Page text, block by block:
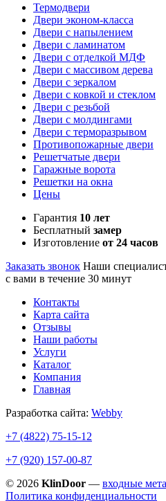
Термодвери
Двери эконом-класса
Двери с напылением
Двери с ламинатом
Двери с отделкой МДФ
Двери с массивом дерева
Двери с зеркалом
Двери с ковкой и стеклом
Двери с резьбой
Двери с молдингами
Двери с терморазрывом
Противопожарные двери
Решетчатые двери
Гаражные ворота
Решетки на окна
Цены
Гарантия 10 лет
Бесплатный замер
Изготовление от 24 часов
Заказать звонок Наши
с вами в течение 30 минут
Контакты
Карта сайта
Отзывы
Наши работы
Услуги
Каталог
Компания
Главная
Разработка сайта: Webby
+7 (4822) 75-15-12
+7 (920) 157-00-87
© 2026 KlinDoor — входные
Политика конфиденциальности